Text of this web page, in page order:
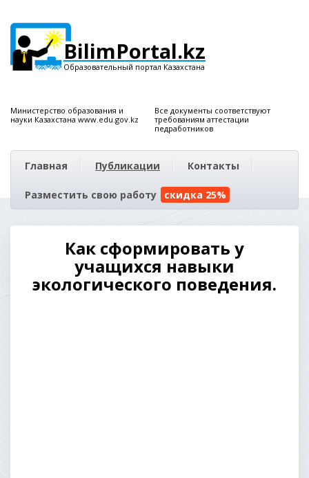
BilimPortal.kz
Образовательный портал Казахстана
Министерство образования и
науки Казахстана www.edu.gov.kz
Все документы соответствуют
требованиям аттестации
педработников
Главная Публикации Контакты
Разместить свою работу скидка 25%
Как сформировать у
учащихся навыки
экологического поведения.